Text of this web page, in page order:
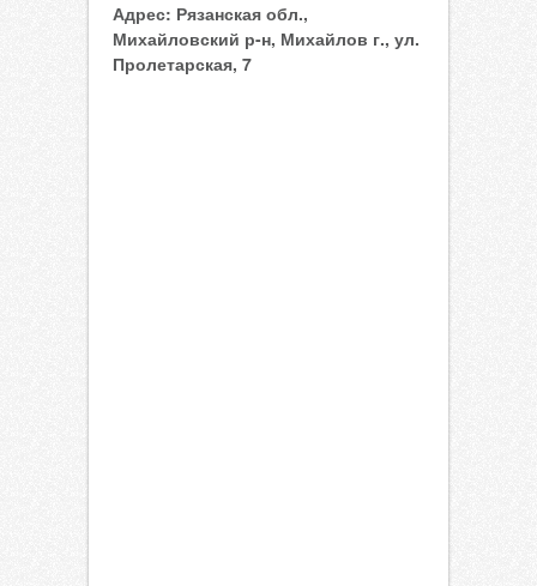
Адрес: Рязанская обл.,
Михайловский р-н, Михайлов г., ул.
Пролетарская, 7